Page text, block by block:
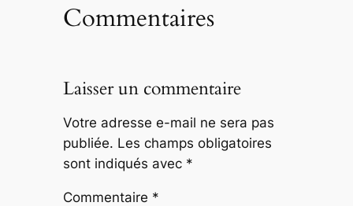
Commentaires
Laisser un commentaire
Votre adresse e-mail ne sera pas
publiée. Les champs obligatoires
sont indiqués avec *
Commentaire *